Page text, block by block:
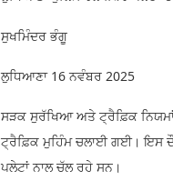
ਸੁਖਮਿੰਦਰ ਭੰਗੂ
ਲੁਧਿਆਣਾ 16 ਨਵੰਬਰ 2025
ਸੜਕ ਸੁਰੱਖਿਆ ਅਤੇ ਟ੍ਰੈਫ਼ਿਕ ਨਿਯਮਾਂ
ਟ੍ਰੈਫ਼ਿਕ ਮੁਹਿੰਮ ਚਲਾਈ ਗਈ। ਇਸ
ਪਲੇਟਾਂ ਨਾਲ ਚੱਲ ਰਹੇ ਸਨ।